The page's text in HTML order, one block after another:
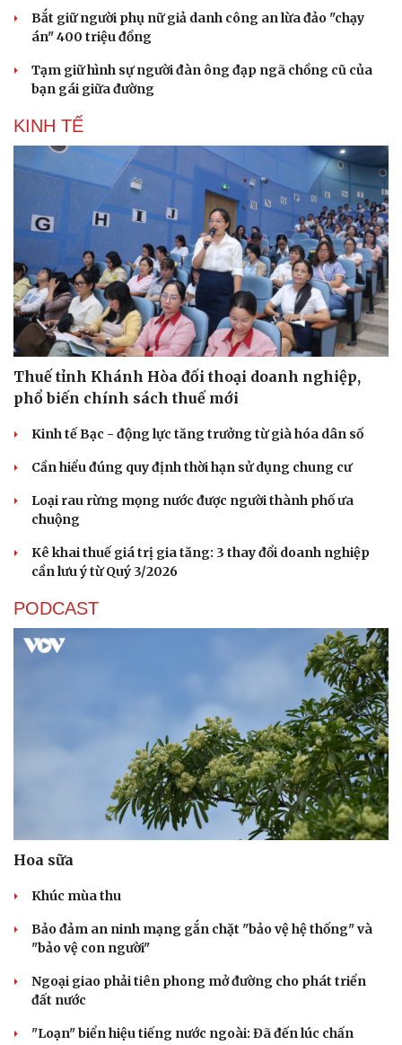
Bắt giữ người phụ nữ giả danh công an lừa đảo "chạy
án" 400 triệu đồng
Tạm giữ hình sự người đàn ông đạp ngã chồng cũ của
bạn gái giữa đường
KINH TẾ
Thuế tỉnh Khánh Hòa đối thoại doanh nghiệp,
phổ biến chính sách thuế mới
Kinh tế Bạc - động lực tăng trưởng từ già hóa dân số
Cần hiểu đúng quy định thời hạn sử dụng chung cư
Loại rau rừng mọng nước được người thành phố ưa
chuộng
Kê khai thuế giá trị gia tăng: 3 thay đổi doanh nghiệp
cần lưu ý từ Quý 3/2026
PODCAST
Hoa sữa
Khúc mùa thu
Bảo đảm an ninh mạng gắn chặt "bảo vệ hệ thống" và
"bảo vệ con người"
Ngoại giao phải tiên phong mở đường cho phát triển
đất nước
"Loạn" biển hiệu tiếng nước ngoài: Đã đến lúc chấn